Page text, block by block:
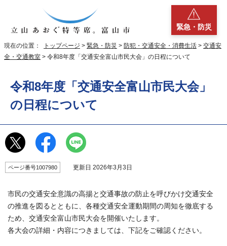
緊急・防災
現在の位置： トップページ > 緊急・防災 > 防犯・交通安全・消費生活 > 交通安
全・交通教室 > 令和8年度「交通安全富山市民大会」の日程について
令和8年度「交通安全富山市民大会」
の日程について
ページ番号1007980 更新日 2026年3月3日
市民の交通安全意識の高揚と交通事故の防止を呼びかけ交通安全
の推進を図るとともに、各種交通安全運動期間の周知を徹底する
ため、交通安全富山市民大会を開催いたします。
各大会の詳細・内容につきましては、下記をご確認ください。